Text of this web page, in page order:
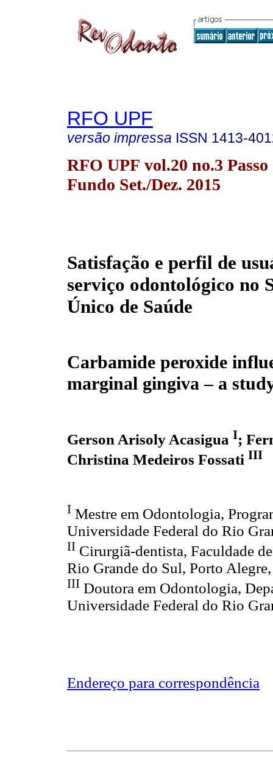
RFO UPF
versão impressa ISSN 1413-
RFO UPF vol.20 no.3 Passo
Fundo Set./Dez. 2015
Satisfação e perfil de
serviço odontológico no
Único de Saúde
Carbamide peroxide
marginal gingiva – a
Gerson Arisoly Acasigua I;
Christina Medeiros Fossati III
I Mestre em Odontologia,
Universidade Federal do Rio
II Cirurgiã-dentista, Faculdade
Rio Grande do Sul, Porto
III Doutora em Odontologia,
Universidade Federal do Rio
Endereço para correspondência